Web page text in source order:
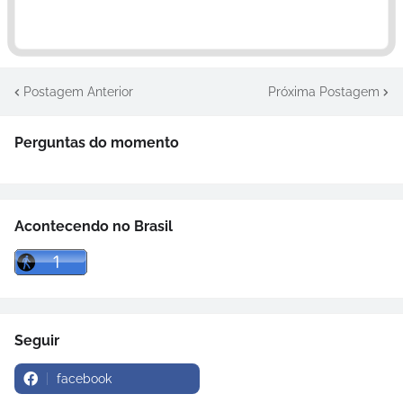
Postagem Anterior Próxima Postagem
Perguntas do momento
Acontecendo no Brasil
Seguir
facebook